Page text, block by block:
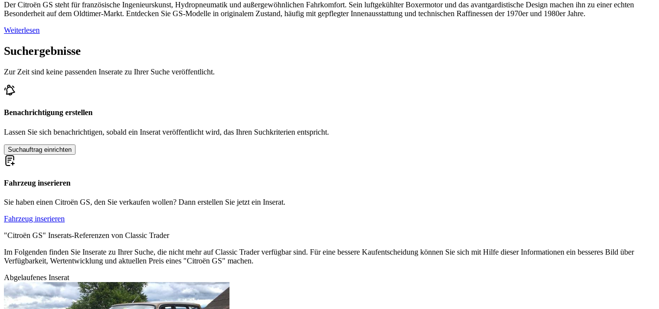
Der Citroën GS steht für französische Ingenieurskunst, Hydropneumatik und außergewöhnlichen Fahrkomfort. Sein luftgekühlter Boxermotor und das avantgardistische Design machen ihn zu einer echten
Besonderheit auf dem Oldtimer-Markt. Entdecken Sie GS-Modelle in originalem Zustand, häufig mit gepflegter Innenausstattung und technischen Raffinessen der 1970er und 1980er Jahre.
Weiterlesen
Suchergebnisse
Zur Zeit sind keine passenden Inserate zu Ihrer Suche veröffentlicht.
Benachrichtigung erstellen
Lassen Sie sich benachrichtigen, sobald ein Inserat veröffentlicht wird, das Ihren Suchkriterien entspricht.
Suchauftrag einrichten
Fahrzeug inserieren
Sie haben einen Citroën GS, den Sie verkaufen wollen? Dann erstellen Sie jetzt ein Inserat.
Fahrzeug inserieren
"Citroën GS" Inserats-Referenzen von Classic Trader
Im Folgenden finden Sie Inserate zu Ihrer Suche, die nicht mehr auf Classic Trader verfügbar sind. Für eine bessere Kaufentscheidung können Sie sich mit Hilfe dieser Informationen ein besseres Bild über
Verfügbarkeit, Wertentwicklung und aktuellen Preis eines "Citroën GS" machen.
Abgelaufenes Inserat